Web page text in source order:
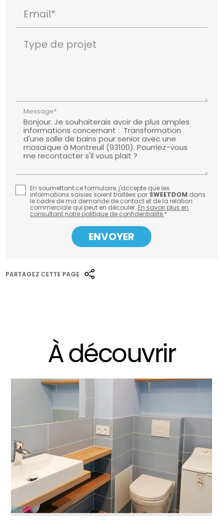
Email*
Type de projet
Message*
En soumettant ce formulaire, j'accepte que les
informations saisies soient traitées par SWEETDOM dans
le cadre de ma demande de contact et de la relation
commerciale qui peut en découler. En savoir plus en
consultant notre politique de confidentialité.*
PARTAGEZ CETTE PAGE
À découvrir